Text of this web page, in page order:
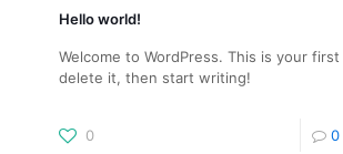
Hello world!
Welcome to WordPress. This is your
delete it, then start writing!
0 0